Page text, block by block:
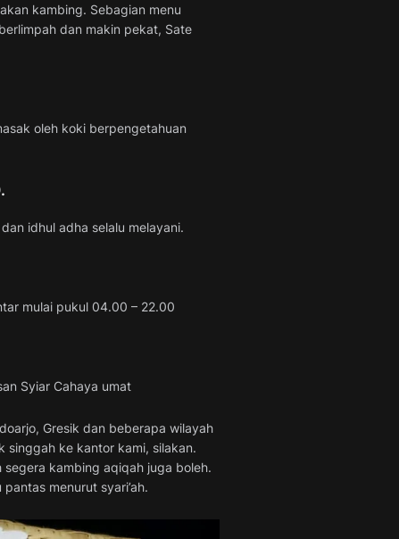
kambing. Sebagian menu
dan makin pekat, Sate
oleh koki berpengetahuan
idhul adha selalu melayani.
mulai pukul 04.00 – 22.00
Syiar Cahaya umat
Gresik dan beberapa wilayah
ke kantor kami, silakan.
kambing aqiqah juga boleh.
menurut syari’ah.